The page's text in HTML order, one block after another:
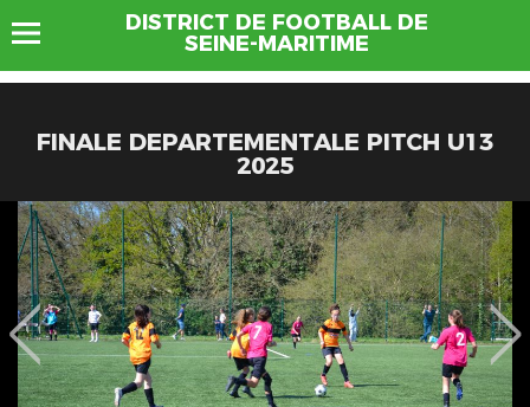
DISTRICT DE FOOTBALL DE
SEINE-MARITIME
FINALE DEPARTEMENTALE PITCH U13
2025